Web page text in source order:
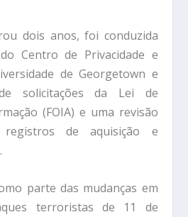
dois anos, foi conduzida
Centro de Privacidade e
de Georgetown e
solicitações da Lei de
(FOIA) e uma revisão
de aquisição e
parte das mudanças em
terroristas de 11 de